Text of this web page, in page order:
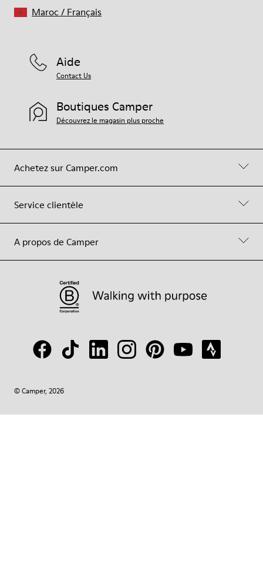
Achetez sur Camper.com
Service clientèle
A propos de Camper
Aide
Contact Us
Boutiques Camper
Découvrez le magasin plus proche
© Camper, 2026
Maroc / Français